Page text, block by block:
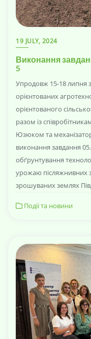
19 JULY, 2024
Виконання
5
Упродовж 15-18 липня
орієнтованих
орієнтованого
разом із
Юзюком та
виконання завдання
обґрунтування
урожаю післяжнивних
зрошуваних землях
Події та новини